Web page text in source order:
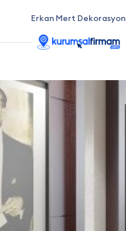
Erkan Mert Dekorasyon